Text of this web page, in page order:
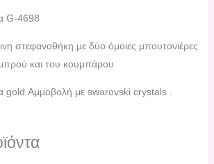
G-4698
στεφανοθήκη με δύο όμοιες μπουτονιέρες
και του κουμπάρου
gold Αμμοβολή με swarovski crystals .